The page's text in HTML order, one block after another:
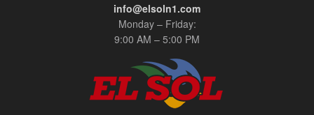
info@elsoln1.com
Monday – Friday:
9:00 AM – 5:00 PM